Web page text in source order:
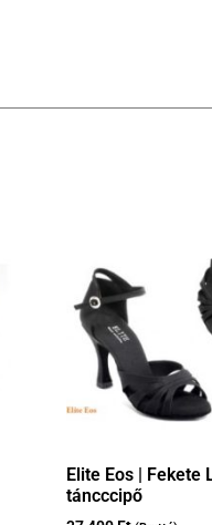
Elite Eos | Fekete
táncccipő